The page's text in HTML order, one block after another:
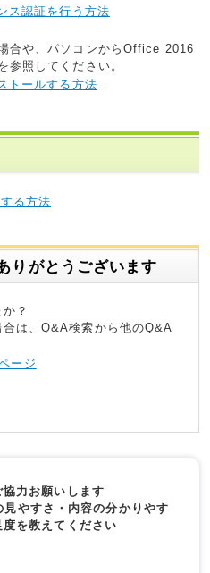
ス認証を行う方法
合や、パソコンからOffice 2016
参照してください。
トールする方法
る方法
りがとうございます
？
は、Q&A検索から他のQ&A
ージ
力お願いします
やすさ・内容の分かりやす
を教えてください